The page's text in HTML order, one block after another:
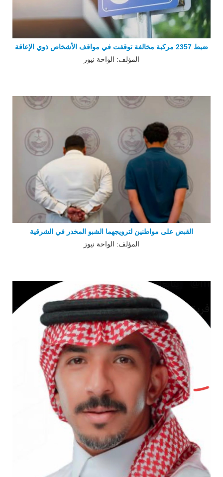
ضبط 2357 مركبة مخالفة توقفت في مواقف الأشخاص ذوي الإعاقة
المؤلف: الواحة نيوز
القبض على مواطنين لترويجهما الشبو المخدر في الشرقية
المؤلف: الواحة نيوز